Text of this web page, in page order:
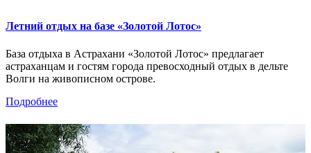
Летний отдых на базе «Золотой Лотос»
База отдыха в Астрахани «Золотой Лотос» предлагает
астраханцам и гостям города превосходный отдых в дельте
Волги на живописном острове.
Подробнее